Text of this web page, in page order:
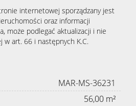
internetowej sporządzany jest
oraz informacji
może podlegać aktualizacji i nie
art. 66 i następnych K.C.
MAR-MS-36231
56,00 m²